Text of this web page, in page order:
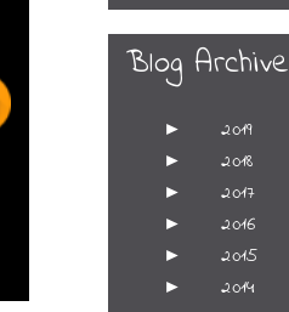
Blog Archive
►
2019
►
2018
►
2017
►
2016
►
2015
►
2014